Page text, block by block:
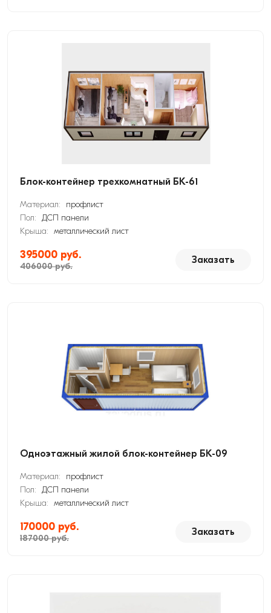
Блок-контейнер трехкомнатный БК-61
Материал:
профлист
Пол: ДСП панели
Крыша: металлический лист
395000 руб.
406000 руб.
Заказать
Одноэтажный жилой блок-контейнер БК-09
Материал:
профлист
Пол: ДСП панели
Крыша: металлический лист
170000 руб.
187000 руб.
Заказать